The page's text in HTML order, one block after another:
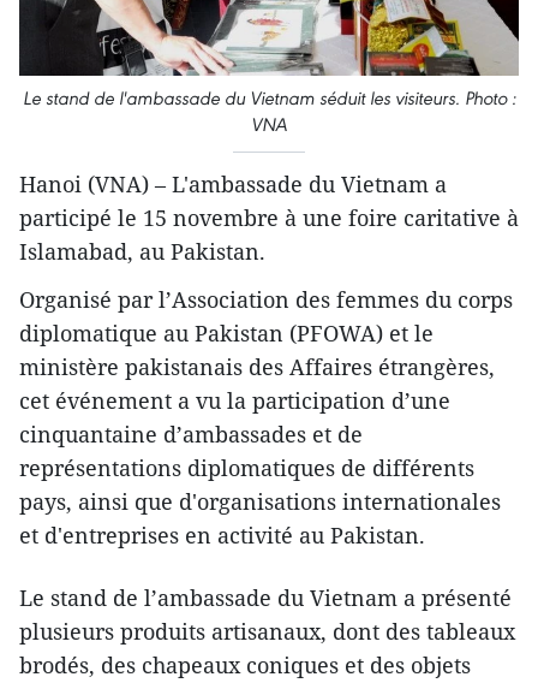
Le stand de l'ambassade du Vietnam séduit les visiteurs. Photo :
VNA
Hanoi (VNA) – L'ambassade du Vietnam a
participé le 15 novembre à une foire caritative à
Islamabad, au Pakistan.
Organisé par l’Association des femmes du corps
diplomatique au Pakistan (PFOWA) et le
ministère pakistanais des Affaires étrangères,
cet événement a vu la participation d’une
cinquantaine d’ambassades et de
représentations diplomatiques de différents
pays, ainsi que d'organisations internationales
et d'entreprises en activité au Pakistan.
Le stand de l’ambassade du Vietnam a présenté
plusieurs produits artisanaux, dont des tableaux
brodés, des chapeaux coniques et des objets